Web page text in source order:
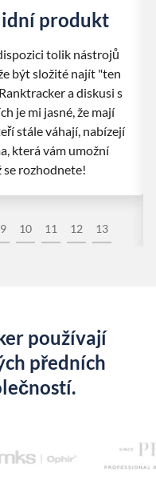
9 10 11 12 13
produkt
tolik nástrojů
být složité najít "ten
a diskusi s
je mi jasné, že mají
stále váhají, nabízejí
která vám umožní
rozhodnete!
používají
předních